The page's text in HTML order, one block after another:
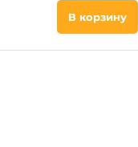
В корзину